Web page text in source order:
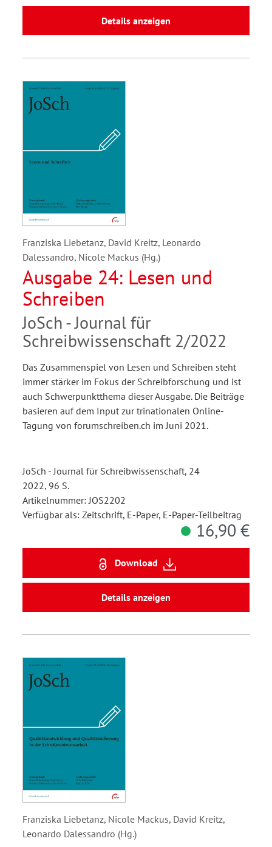
Details anzeigen
Franziska Liebetanz, David Kreitz, Leonardo
Dalessandro, Nicole Mackus (Hg.)
Ausgabe 24: Lesen und
Schreiben
JoSch - Journal für
Schreibwissenschaft 2/2022
Das Zusammenspiel von Lesen und Schreiben steht
immer stärker im Fokus der Schreibforschung und ist
auch Schwerpunktthema dieser Ausgabe. Die Beiträge
basieren auf dem Input zur trinationalen Online-
Tagung von forumschreiben.ch im Juni 2021.
JoSch - Journal für Schreibwissenschaft, 24
2022, 96 S.
Artikelnummer: JOS2202
Verfügbar als: Zeitschrift, E-Paper, E-Paper-Teilbeitrag
16,90 €
Download
Details anzeigen
Franziska Liebetanz, Nicole Mackus, David Kreitz,
Leonardo Dalessandro (Hg.)